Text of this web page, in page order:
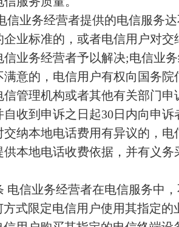
业务经营者提供的电信服务达
企业标准的，或者电信用户对
信业务经营者予以解决;电信业
满意的，电信用户有权向国务
信管理机构或者其他有关部门
收到申诉之日起30日内向申诉
本地电话费用有异议的，电
供本地电话收费依据，并有义
信业务经营者在电信服务中，
限定电信用户使用其指定的